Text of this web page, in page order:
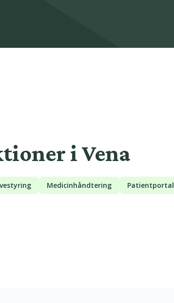
i Vena
Medicinhåndtering Patientportal